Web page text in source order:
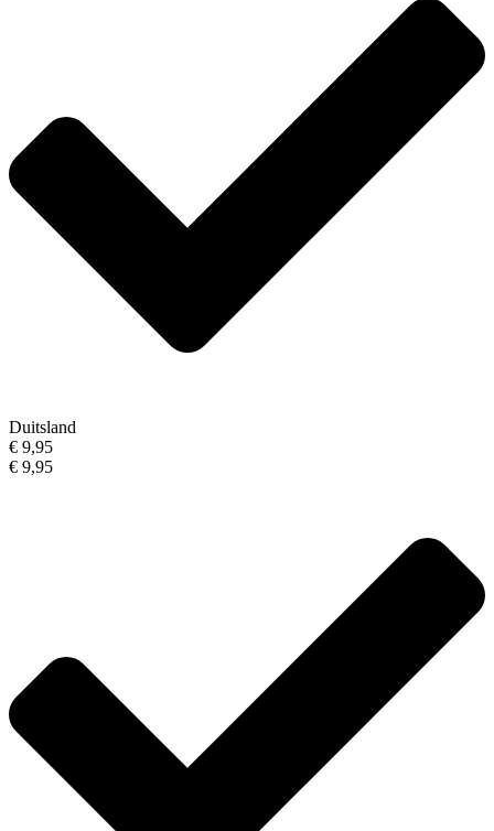
Duitsland
€ 9,95
€ 9,95